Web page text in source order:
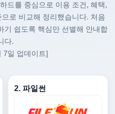
드를 중심으로 이용 조건, 혜택,
로 비교해 정리했습니다. 처음
기 쉽도록 핵심만 선별해 안내합
다.
7일 업데이트]
2. 파일썬